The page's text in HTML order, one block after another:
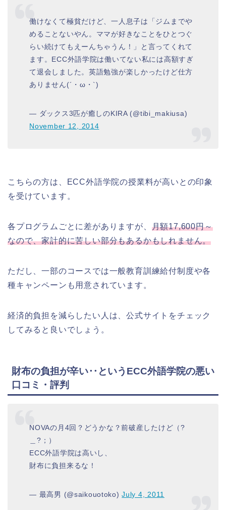
働けなくて極貧だけど、一人息子は「ジムまでや
めることないやん。ママが好きなことをひとつぐ
らい続けてもえーんちゃうん！」と言ってくれて
ます。ECC外語学院は働いてない私には高額すぎ
て退会しました。英語勉強が楽しかったけど仕方
ありません(´・ω・`)
— ダックス3匹が癒しのKIRA (@tibi_makiusa)
November 12, 2014
こちらの方は、ECC外語学院の授業料が高いとの印象
を受けています。
各プログラムごとに差がありますが、 月額17,600円～
なので、家計的に苦しい部分もあるかもしれません。
ただし、一部のコースでは一般教育訓練給付制度や各
種キャンペーンも用意されています。
経済的負担を減らしたい人は、公式サイトをチェック
してみると良いでしょう。
財布の負担が辛い‥というECC外語学院の悪い
口コミ・評判
NOVAの月4回？どうかな？前破産したけど（?
＿?；）
ECC外語学院は高いし、
財布に負担来るな！
— 最高男 (@saikouotoko)July 4, 2011